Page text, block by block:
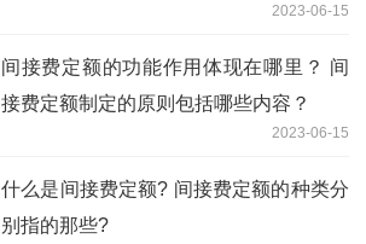
2023-06-15
间接费定额的功能作用体现在哪里？ 间
接费定额制定的原则包括哪些内容？
2023-06-15
什么是间接费定额? 间接费定额的种类分
别指的那些?